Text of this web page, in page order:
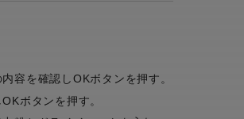
容を確認しOKボタンを押す。
ボタンを押す。